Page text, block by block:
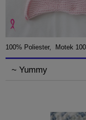
100% Poliester, Motek
~ Yummy